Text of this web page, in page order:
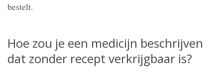
bestelt.
Hoe zou je een medicijn beschrijven
dat zonder recept verkrijgbaar is?